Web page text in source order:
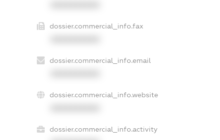
dossier.commercial_info.fax
dossier.commercial_info.email
dossier.commercial_info.website
dossier.commercial_info.activity